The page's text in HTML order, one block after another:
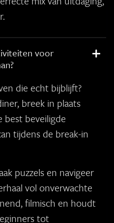
voor
die echt bijblijft?
breek in plaats
best beveiligde
tijdens de break-in
puzzels en navigeer
vol onverwachte
filmisch en houdt
tot